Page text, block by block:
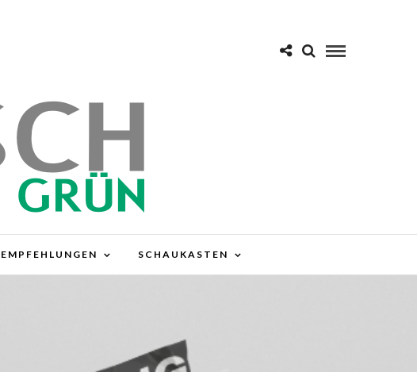
EMPFEHLUNGEN SCHAUKASTEN